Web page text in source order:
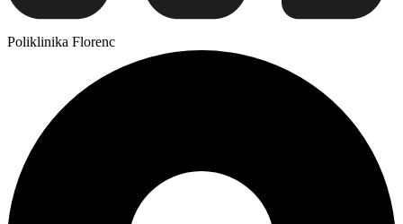
Poliklinika Florenc